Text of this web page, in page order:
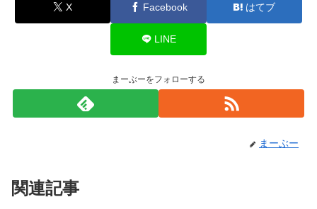
X Facebook はてブ
LINE
まーぶーをフォローする
まーぶー
関連記事